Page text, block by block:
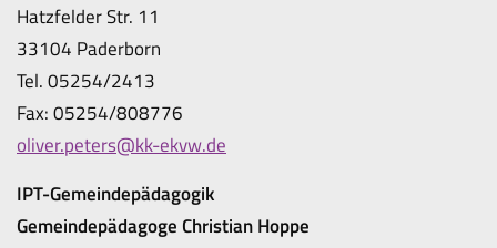
Hatzfelder Str. 11
33104 Paderborn
Tel. 05254/2413
Fax: 05254/808776
oliver.peters@kk-ekvw.de
IPT-Gemeindepädagogik
Gemeindepädagoge Christian Hoppe